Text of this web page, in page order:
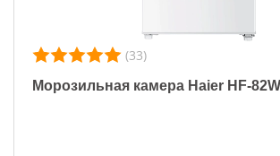
(33)
Морозильная камера Haier HF-